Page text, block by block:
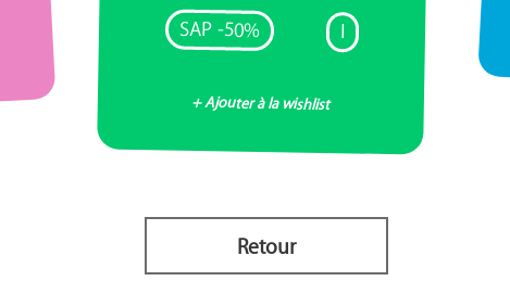
SAP -50% I
+ Ajouter à la wishlist
Retour